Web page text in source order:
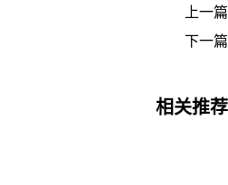
上一篇
下一篇
相关推荐